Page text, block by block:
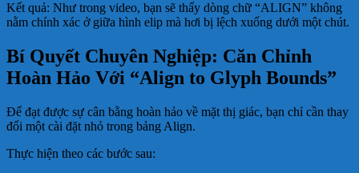
Kết quả: Như trong video, bạn sẽ thấy dòng chữ “ALIGN” không
nằm chính xác ở giữa hình elip mà hơi bị lệch xuống dưới một chút.
Bí Quyết Chuyên Nghiệp: Căn Chỉnh
Hoàn Hảo Với “Align to Glyph Bounds”
Để đạt được sự cân bằng hoàn hảo về mặt thị giác, bạn chỉ cần thay
đổi một cài đặt nhỏ trong bảng Align.
Thực hiện theo các bước sau: